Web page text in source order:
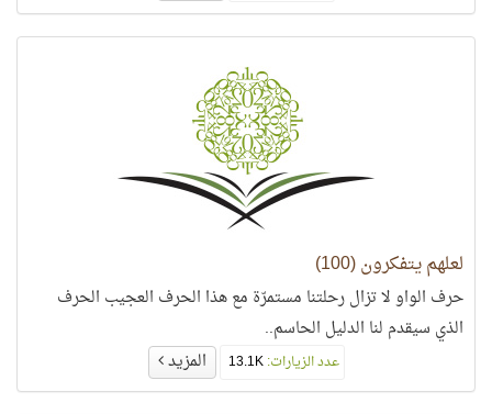
لعلهم يتفكرون (100)
حرف الواو لا تزال رحلتنا مستمرّة مع هذا الحرف العجيب الحرف
الذي سيقدم لنا الدليل الحاسم..
عدد الزيارات:13.1K المزيد